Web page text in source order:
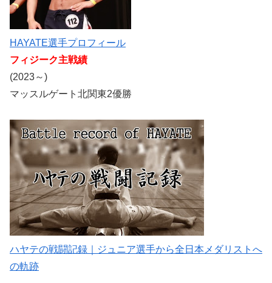
HAYATE選手プロフィール
フィジーク主戦績
(2023～)
マッスルゲート北関東2優勝
ハヤテの戦闘記録｜ジュニア選手から全日本メダリストへ
の軌跡